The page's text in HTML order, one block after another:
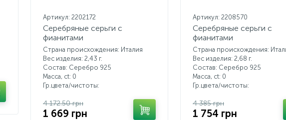
Артикул: 2202172
Серебряные серьги с
фианитами
Страна происхождения: Италия
Вес изделия: 2,43 г.
Состав: Серебро 925
Масса, ct: 0
Гр.цвета/чистоты:
4 172.50 грн
1 669 грн
Артикул: 2208570
Серебряные серьги с
фианитами
Страна происхождения:
Вес изделия: 2,68 г.
Состав: Серебро 925
Масса, ct: 0
Гр.цвета/чистоты:
4 385 грн
1 754 грн